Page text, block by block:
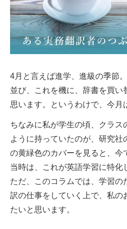
4月と言えば進学、進級の季節
並び、これを機に、辞書を買い
思います。というわけで、今月
ちなみに私が学生の頃、クラス
ように持っていたのが、研究社
の黄緑色のカバーを見ると、今
当時は、これが英語学習に特化
ただ、このコラムでは、学習の
訳の仕事をしていく上で、私の
たいと思います。